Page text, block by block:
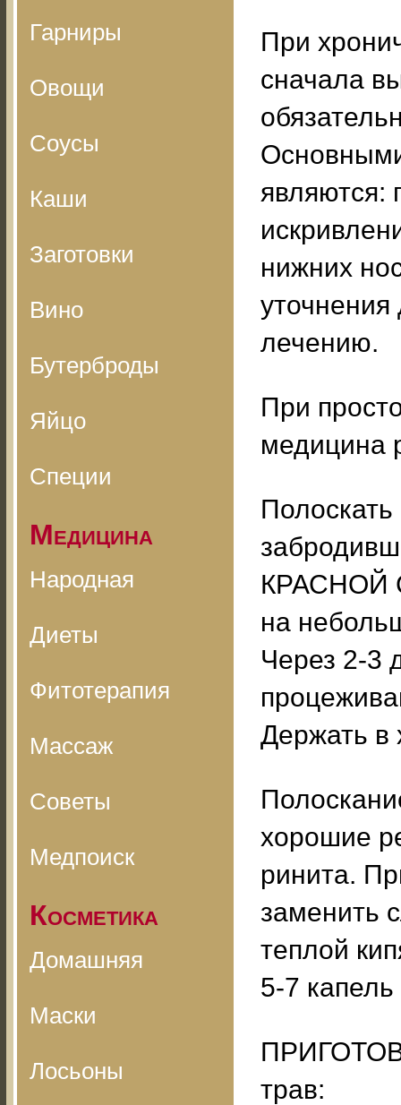
Гарниры
Овощи
Соусы
Каши
Заготовки
Вино
Бутерброды
Яйцо
Специи
Медицина
Народная
Диеты
Фитотерапия
Массаж
Советы
Медпоиск
Косметика
Домашняя
Маски
Лосьоны
При
сначала
являются:
нижних
уточнения
лечению.
При
медицина
КРАСНОЙ
на
Через 2-3
Держать в
хорошие
ринита.
заменить
теплой
5-7
трав: